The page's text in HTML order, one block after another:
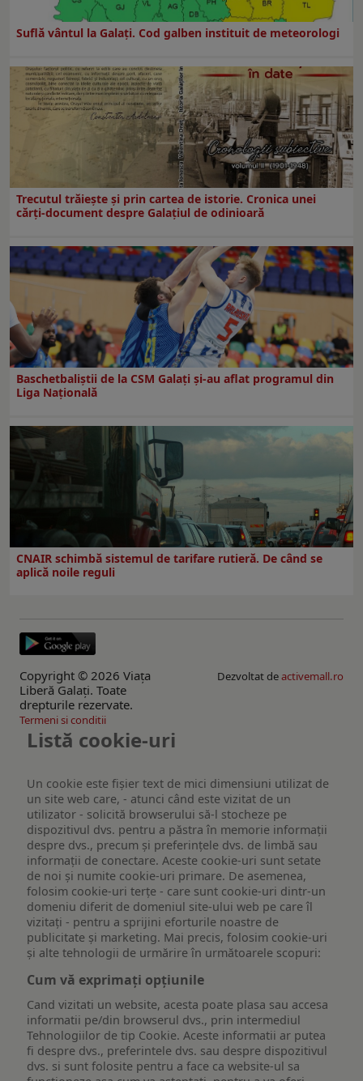
Suflă vântul la Galaţi. Cod galben instituit de meteorologi
Trecutul trăiește și prin cartea de istorie. Cronica unei
cărți-document despre Galațiul de odinioară
Baschetbaliștii de la CSM Galați și-au aflat programul din
Liga Națională
CNAIR schimbă sistemul de tarifare rutieră. De când se
aplică noile reguli
Copyright © 2026 Viaţa
Liberă Galaţi. Toate
drepturile rezervate.
Dezvoltat deactivemall.ro
Termeni si conditii
Listă cookie-uri
Un cookie este fişier text de mici dimensiuni utilizat de
un site web care, - atunci când este vizitat de un
utilizator - solicită browserului să-l stocheze pe
dispozitivul dvs. pentru a păstra în memorie informații
despre dvs., precum și preferințele dvs. de limbă sau
informații de conectare. Aceste cookie-uri sunt setate
de noi și numite cookie-uri primare. De asemenea,
folosim cookie-uri terțe - care sunt cookie-uri dintr-un
domeniu diferit de domeniul site-ului web pe care îl
vizitați - pentru a sprijini eforturile noastre de
publicitate și marketing. Mai precis, folosim cookie-uri
și alte tehnologii de urmărire în următoarele scopuri:
Cum vă exprimați opțiunile
Cand vizitati un website, acesta poate plasa sau accesa
informatii pe/din browserul dvs., prin intermediul
Tehnologiilor de tip Cookie. Aceste informatii ar putea
fi despre dvs., preferintele dvs. sau despre dispozitivul
dvs. si sunt folosite pentru a face ca website-ul sa